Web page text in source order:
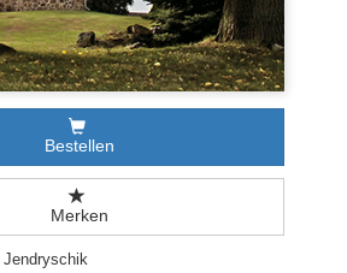
Bestellen
Merken